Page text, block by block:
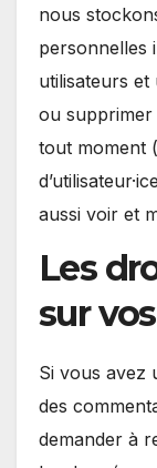
nous
personnelles
utilisateurs
ou
tout moment
aussi voir et
Les
sur
Si vous avez
des
demander à